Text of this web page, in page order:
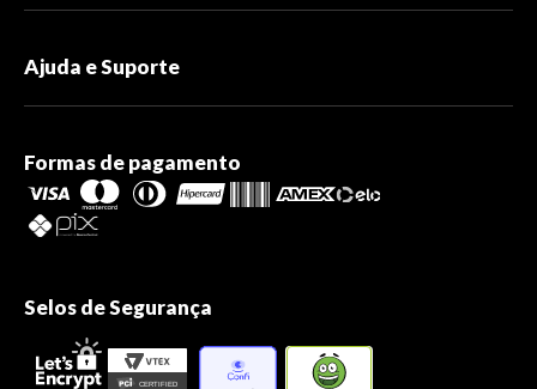
Ajuda e Suporte
Formas de pagamento
Selos de Segurança